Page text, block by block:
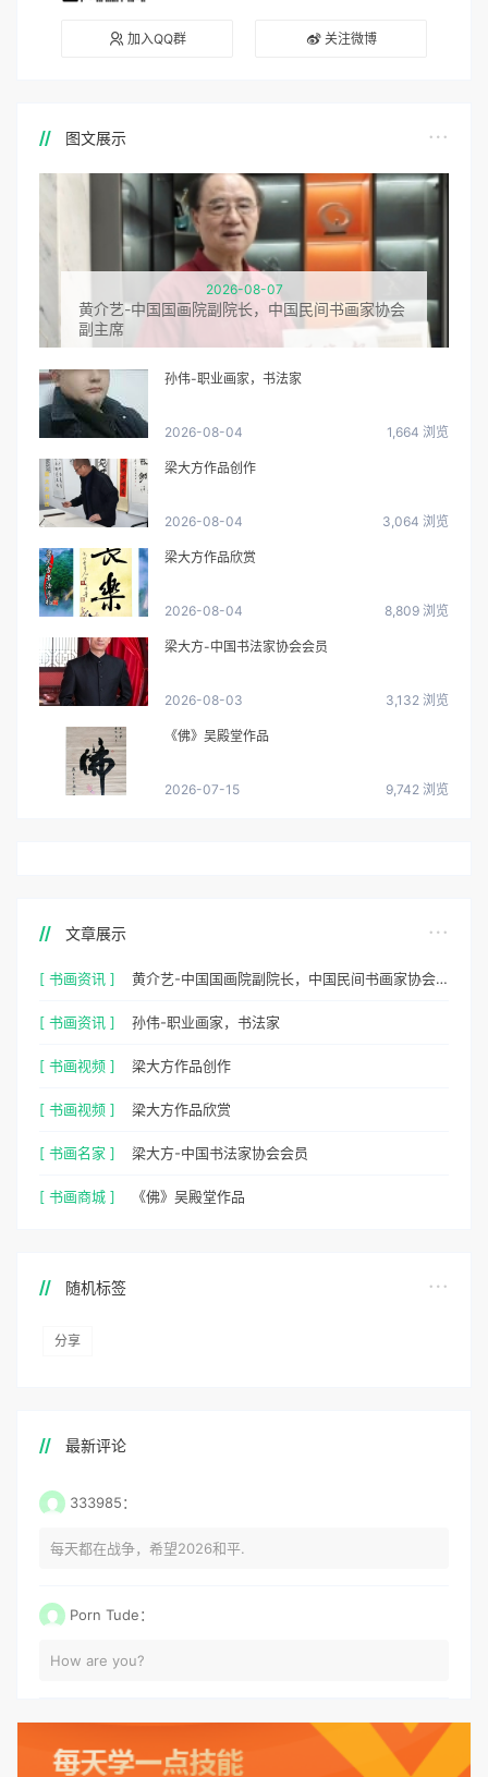
加入QQ群 关注微博
图文展示
2026-08-07
黄介艺-中国国画院副院长，中国民间书画家协会
副主席
孙伟-职业画家，书法家
2026-08-04 1,664 浏览
梁大方作品创作
2026-08-04 3,064 浏览
梁大方作品欣赏
2026-08-04 8,809 浏览
梁大方-中国书法家协会会员
2026-08-03 3,132 浏览
《佛》吴殿堂作品
2026-07-15 9,742 浏览
文章展示
[ 书画资讯 ] 黄介艺-中国国画院副院长，中国民间书画家协会副主席
[ 书画资讯 ] 孙伟-职业画家，书法家
[ 书画视频 ] 梁大方作品创作
[ 书画视频 ] 梁大方作品欣赏
[ 书画名家 ] 梁大方-中国书法家协会会员
[ 书画商城 ] 《佛》吴殿堂作品
随机标签
分享
最新评论
333985：
每天都在战争，希望2026和平.
Porn Tude：
How are you?